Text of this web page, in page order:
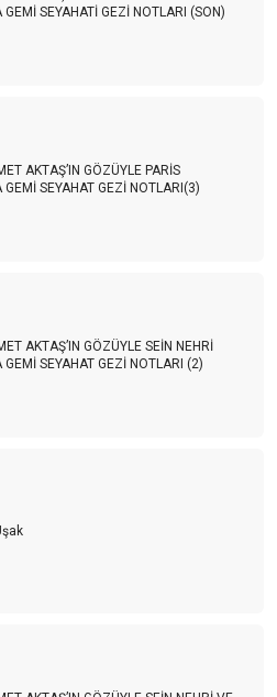
GEMİ SEYAHATİ GEZİ NOTLARI (SON)
AKTAŞ’IN GÖZÜYLE PARİS
GEMİ SEYAHAT GEZİ NOTLARI(3)
AKTAŞ’IN GÖZÜYLE SEİN NEHRİ
GEMİ SEYAHAT GEZİ NOTLARI (2)